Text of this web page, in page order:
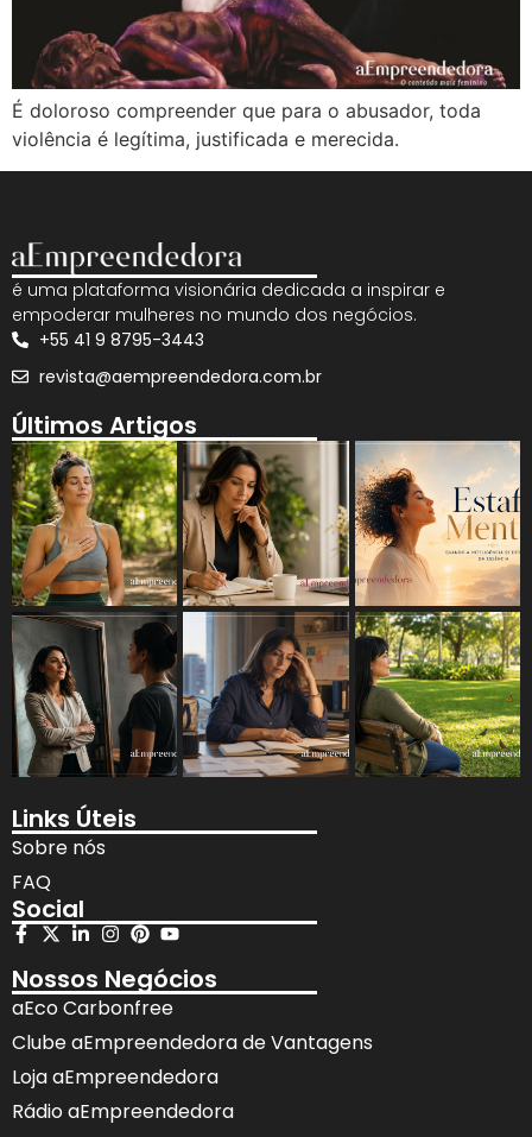
É doloroso compreender que para o abusador, toda
violência é legítima, justificada e merecida.
é uma plataforma visionária dedicada a inspirar e
empoderar mulheres no mundo dos negócios.
+55 41 9 8795-3443
revista@aempreendedora.com.br
Últimos Artigos
Links Úteis
Sobre nós
FAQ
Social
Nossos Negócios
aEco Carbonfree
Clube aEmpreendedora de Vantagens
Loja aEmpreendedora
Rádio aEmpreendedora